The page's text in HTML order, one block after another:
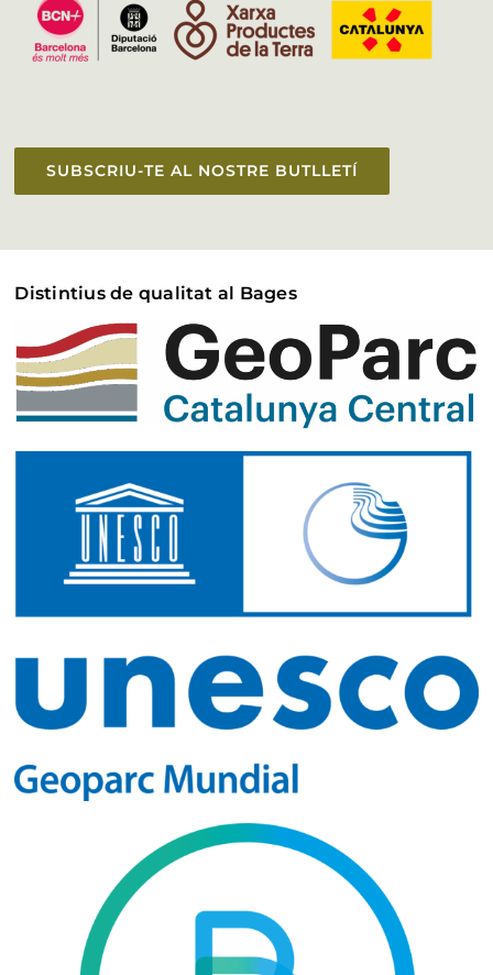
SUBSCRIU-TE AL NOSTRE BUTLLETÍ
Distintius de qualitat al Bages